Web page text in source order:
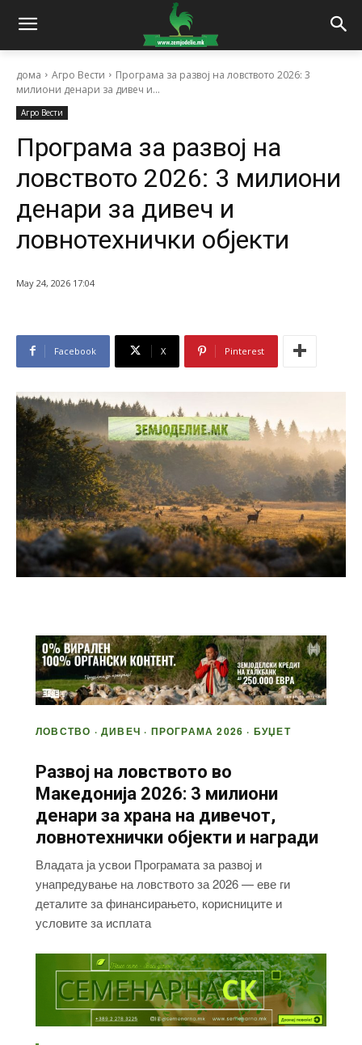
дома Агро Вести
Програма за развој на ловството 2026: 3
милиони денари за дивеч и...
Агро Вести
Програма за развој на
ловството 2026: 3 милиони
денари за дивеч и
ловнотехнички објекти
May 24, 2026 17:04
Facebook X Pinterest
ЛОВСТВО · ДИВЕЧ · ПРОГРАМА 2026 · БУЏЕТ
Развој на ловството во
Македонија 2026: 3 милиони
денари за храна на дивечот,
ловнотехнички објекти и награди
Владата ја усвои Програмата за развој и
унапредување на ловството за 2026 — еве ги
деталите за финансирањето, корисниците и
условите за исплата